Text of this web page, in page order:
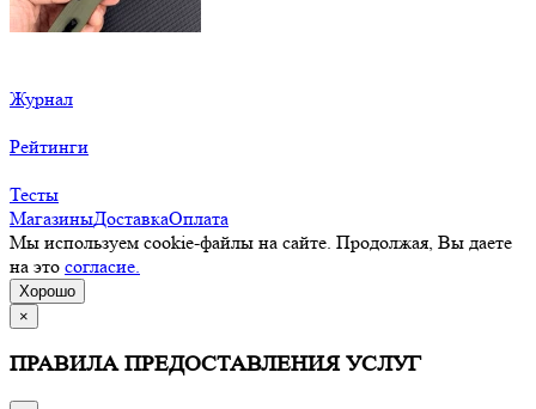
Журнал
Рейтинги
Тесты
МагазиныДоставкаОплата
Мы используем cookie-файлы на сайте. Продолжая, Вы даете
на это согласие.
Хорошо
×
ПРАВИЛА ПРЕДОСТАВЛЕНИЯ УСЛУГ